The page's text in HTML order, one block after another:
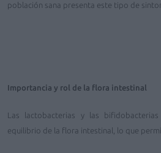
población sana presenta este tipo de
Importancia y rol de la flora intestinal
Las lactobacterias y las
equilibrio de la flora intestinal, lo que